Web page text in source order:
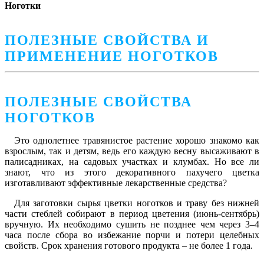
Ноготки
ПОЛЕЗНЫЕ СВОЙСТВА И
ПРИМЕНЕНИЕ НОГОТКОВ
ПОЛЕЗНЫЕ СВОЙСТВА
НОГОТКОВ
Это однолетнее травянистое растение хорошо знакомо как
взрослым, так и детям, ведь его каждую весну высаживают в
палисадниках, на садовых участках и клумбах. Но все ли
знают, что из этого декоративного пахучего цветка
изготавливают эффективные лекарственные средства?
Для заготовки сырья цветки ноготков и траву без нижней
части стеблей собирают в период цветения (июнь-сентябрь)
вручную. Их необходимо сушить не позднее чем через 3–4
часа после сбора во избежание порчи и потери целебных
свойств. Срок хранения готового продукта – не более 1 года.